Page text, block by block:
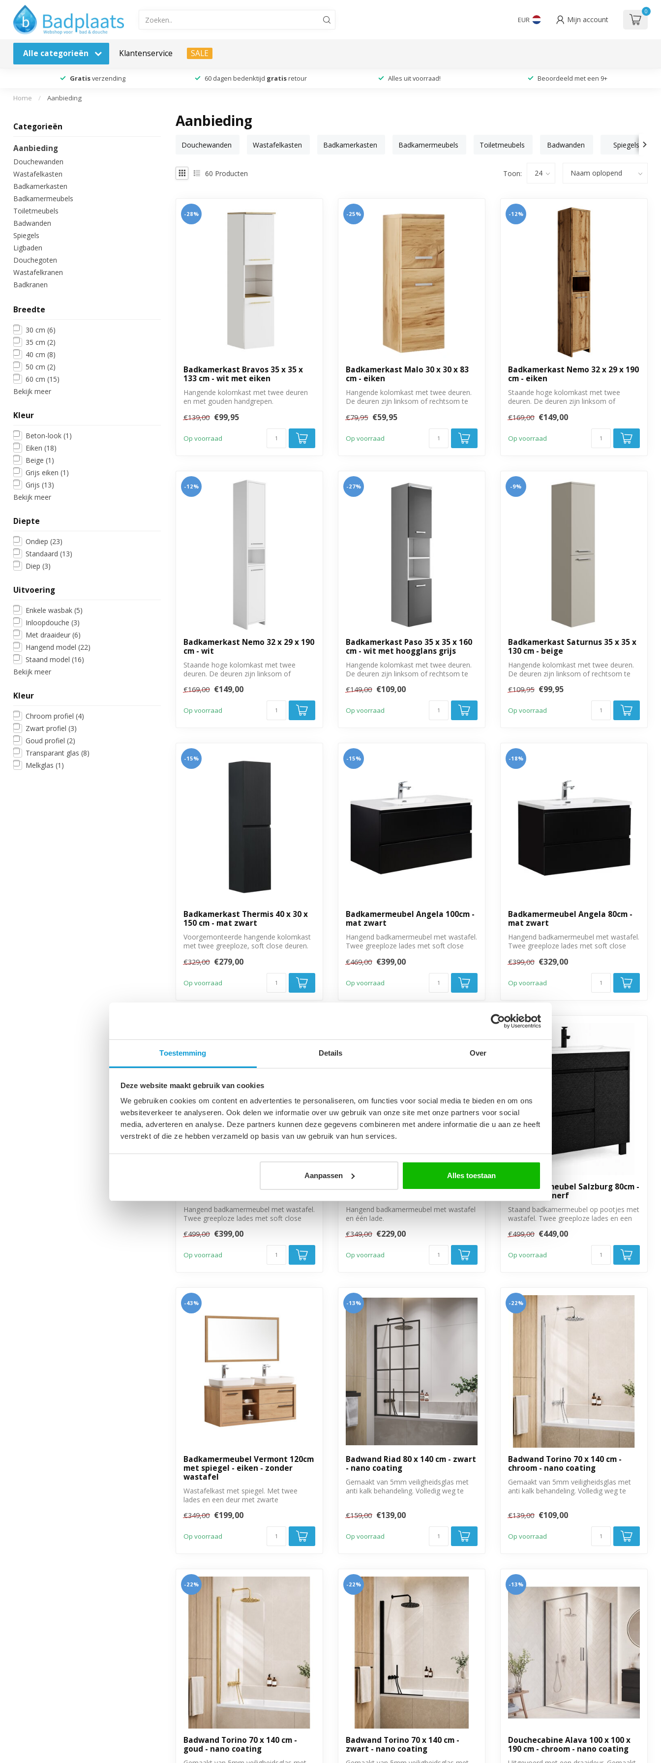
Toestemming Details Over
Deze website maakt gebruik van cookies
We gebruiken cookies om content en advertenties te personaliseren, om functies voor social media te bieden en om ons
websiteverkeer te analyseren. Ook delen we informatie over uw gebruik van onze site met onze partners voor social
media, adverteren en analyse. Deze partners kunnen deze gegevens combineren met andere informatie die u aan ze heeft
verstrekt of die ze hebben verzameld op basis van uw gebruik van hun services.
Aanpassen Alles toestaan
EUR Mijn account
0
Alle categorieën Klantenservice SALE
Gratisverzending 60 dagen bedenktijd gratis retour Alles uit voorraad! Beoordeeld met een 9+
Home / Aanbieding
Categorieën
Aanbieding
Douchewanden
Wastafelkasten
Badkamerkasten
Badkamermeubels
Toiletmeubels
Badwanden
Spiegels
Ligbaden
Douchegoten
Wastafelkranen
Badkranen
Breedte
30 cm (6)
35 cm (2)
40 cm (8)
50 cm (2)
60 cm (15)
Bekijk meer
Kleur
Beton-look (1)
Eiken (18)
Beige (1)
Grijs eiken (1)
Grijs (13)
Bekijk meer
Diepte
Ondiep (23)
Standaard (13)
Diep (3)
Uitvoering
Enkele wasbak (5)
Inloopdouche (3)
Met draaideur (6)
Hangend model (22)
Staand model (16)
Bekijk meer
Kleur
Chroom profiel (4)
Zwart profiel (3)
Goud profiel (2)
Transparant glas (8)
Melkglas (1)
Aanbieding
Douchewanden Wastafelkasten Badkamerkasten Badkamermeubels Toiletmeubels Badwanden Spiegels
60 Producten Toon:
-28%
Badkamerkast Bravos 35 x 35 x
133 cm - wit met eiken
Hangende kolomkast met twee deuren
en met gouden handgrepen.
€139,00 €99,95
Op voorraad
-25%
Badkamerkast Malo 30 x 30 x 83
cm - eiken
Hangende kolomkast met twee deuren.
De deuren zijn linksom of rechtsom te
€79,95 €59,95
Op voorraad
-12%
Badkamerkast Nemo 32 x 29 x 190
cm - eiken
Staande hoge kolomkast met twee
deuren. De deuren zijn linksom of
€169,00 €149,00
Op voorraad
-12%
Badkamerkast Nemo 32 x 29 x 190
cm - wit
Staande hoge kolomkast met twee
deuren. De deuren zijn linksom of
€169,00 €149,00
Op voorraad
-27%
Badkamerkast Paso 35 x 35 x 160
cm - wit met hoogglans grijs
Hangende kolomkast met twee deuren.
De deuren zijn linksom of rechtsom te
€149,00 €109,00
Op voorraad
-9%
Badkamerkast Saturnus 35 x 35 x
130 cm - beige
Hangende kolomkast met twee deuren.
De deuren zijn linksom of rechtsom te
€109,95 €99,95
Op voorraad
-15%
Badkamerkast Thermis 40 x 30 x
150 cm - mat zwart
Voorgemonteerde hangende kolomkast
met twee greeploze, soft close deuren.
€329,00 €279,00
Op voorraad
-15%
Badkamermeubel Angela 100cm -
mat zwart
Hangend badkamermeubel met wastafel.
Twee greeploze lades met soft close
€469,00 €399,00
Op voorraad
-18%
Badkamermeubel Angela 80cm -
mat zwart
Hangend badkamermeubel met wastafel.
Twee greeploze lades met soft close
€399,00 €329,00
Op voorraad
Badkamermeubel Angela 80cm -
Hangend badkamermeubel met wastafel.
Twee greeploze lades met soft close
€499,00 €399,00
Op voorraad
Badkamermeubel Fraser 60cm -
Hangend badkamermeubel met wastafel
en één lade.
€349,00 €229,00
Op voorraad
-10%
Badkamermeubel Salzburg 80cm -
zwart houtnerf
Staand badkamermeubel op pootjes met
wastafel. Twee greeploze lades en een
€499,00 €449,00
Op voorraad
-43%
Badkamermeubel Vermont 120cm
met spiegel - eiken - zonder
wastafel
Wastafelkast met spiegel. Met twee
lades en een deur met zwarte
€349,00 €199,00
Op voorraad
-13%
Badwand Riad 80 x 140 cm - zwart
- nano coating
Gemaakt van 5mm veiligheidsglas met
anti kalk behandeling. Volledig weg te
€159,00 €139,00
Op voorraad
-22%
Badwand Torino 70 x 140 cm -
chroom - nano coating
Gemaakt van 5mm veiligheidsglas met
anti kalk behandeling. Volledig weg te
€139,00 €109,00
Op voorraad
-22%
Badwand Torino 70 x 140 cm -
goud - nano coating
-22%
Badwand Torino 70 x 140 cm -
zwart - nano coating
-13%
Douchecabine Alava 100 x 100 x
190 cm - chroom - nano coating